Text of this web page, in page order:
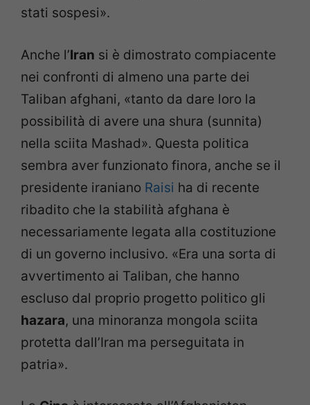
stati sospesi».
Anche l’Iran si è dimostrato compiacente
nei confronti di almeno una parte dei
Taliban afghani, «tanto da dare loro la
possibilità di avere una shura (sunnita)
nella sciita Mashad». Questa politica
sembra aver funzionato finora, anche se il
presidente iraniano Raisi ha di recente
ribadito che la stabilità afghana è
necessariamente legata alla costituzione
di un governo inclusivo. «Era una sorta di
avvertimento ai Taliban, che hanno
escluso dal proprio progetto politico gli
hazara, una minoranza mongola sciita
protetta dall’Iran ma perseguitata in
patria».